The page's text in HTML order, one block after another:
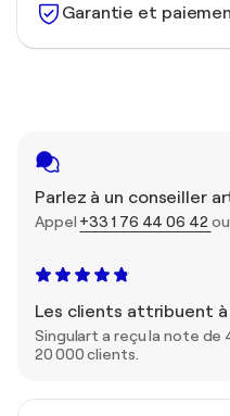
Garantie et
Parlez à un conseiller
Appel +33 1 76 44 06 42
Les clients attribuent
Singulart a reçu la note
20 000 clients.